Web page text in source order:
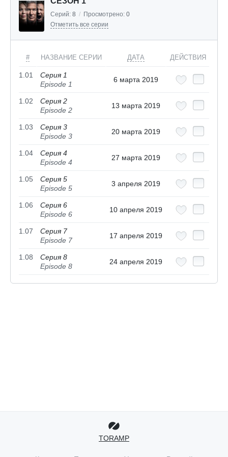
Серий: 8 / Просмотрено: 0
Отметить все серии
# НАЗВАНИЕ СЕРИИ ДАТА ДЕЙСТВИЯ
1.01
Серия 1
Episode 1
6 марта 2019
1.02
Серия 2
Episode 2
13 марта 2019
1.03
Серия 3
Episode 3
20 марта 2019
1.04
Серия 4
Episode 4
27 марта 2019
1.05
Серия 5
Episode 5
3 апреля 2019
1.06
Серия 6
Episode 6
10 апреля 2019
1.07
Серия 7
Episode 7
17 апреля 2019
1.08
Серия 8
Episode 8
24 апреля 2019
TORAMP